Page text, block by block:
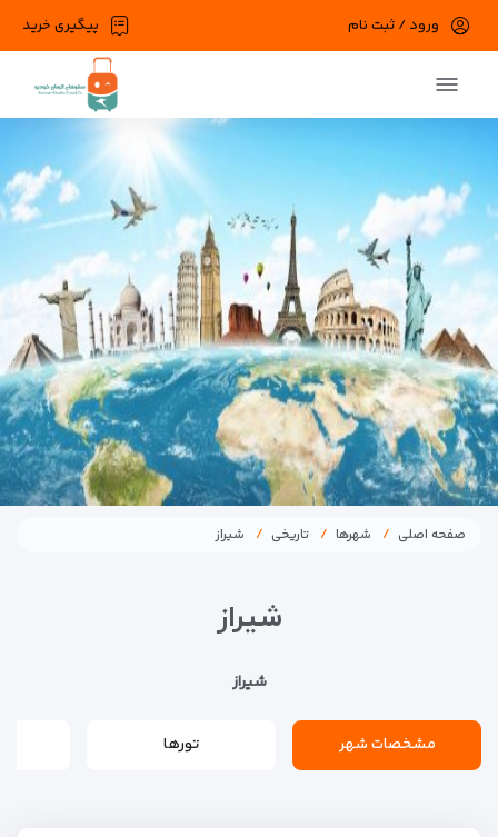
پیگیری خرید ورود / ثبت نام
صفحه اصلی شهرها تاریخی شیراز
شیراز
شیراز
مشخصات شهر تورها